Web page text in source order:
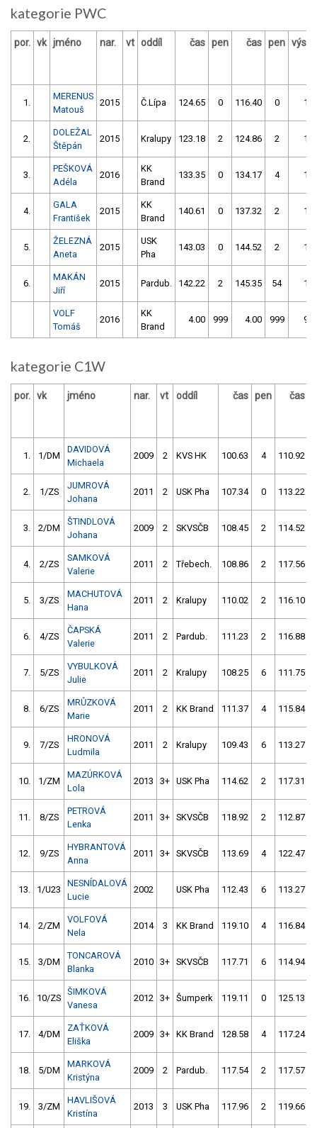
kategorie PWC
por. vk jméno nar. vt oddíl čas pen čas pen
1.
MERENUS
Matouš
2015 Č.Lípa 124.65 0 116.40 0
2.
DOLEŽAL
Štěpán
2015 Kralupy 123.18 2 124.86 2
3.
PEŠKOVÁ
Adéla
2016
KK
Brand
133.35 0 134.17 4
4.
GALA
František
2015
KK
Brand
140.61 0 137.32 2
5.
ŽELEZNÁ
Aneta
2015
USK
Pha
143.03 0 144.52 2
6.
MAKÁN
Jiří
2015 Pardub. 142.22 2 145.35 54
VOLF
Tomáš
2016
KK
Brand
4.00 999 4.00 999
kategorie C1W
por. vk jméno nar. vt oddíl čas pen čas
1. 1/DM
DAVIDOVÁ
Michaela
2009 2 KVS HK 100.63 4 110.92
2. 1/ZS
JUMROVÁ
Johana
2011 2 USK Pha 107.34 0 113.22
3. 2/DM
ŠTINDLOVÁ
Johana
2009 2 SKVSČB 108.45 2 114.52
4. 2/ZS
SAMKOVÁ
Valerie
2011 2 Třebech. 108.86 2 117.56
5. 3/ZS
MACHUTOVÁ
Hana
2011 2 Kralupy 110.02 2 116.10
6. 4/ZS
ČAPSKÁ
Valerie
2011 2 Pardub. 111.23 2 116.88
7. 5/ZS
VYBULKOVÁ
Julie
2011 2 Kralupy 108.25 6 111.75
8. 6/ZS
MRŮZKOVÁ
Marie
2011 2 KK Brand 111.37 4 115.84
9. 7/ZS
HRONOVÁ
Ludmila
2011 2 Kralupy 109.43 6 113.27
10. 1/ZM
MAZÚRKOVÁ
Lola
2013 3+ USK Pha 114.62 2 117.31
11. 8/ZS
PETROVÁ
Lenka
2011 3+ SKVSČB 118.92 2 112.87
12. 9/ZS
HYBRANTOVÁ
Anna
2011 3+ SKVSČB 113.69 4 122.47
13. 1/U23
NESNÍDALOVÁ
Lucie
2002 USK Pha 112.43 6 113.27
14. 2/ZM
VOLFOVÁ
Nela
2014 3 KK Brand 119.10 4 116.84
15. 3/DM
TONCAROVÁ
Blanka
2010 3+ SKVSČB 117.71 6 114.94
16. 10/ZS
ŠIMKOVÁ
Vanesa
2012 3+ Šumperk 119.11 0 125.13
17. 4/DM
ZAŤKOVÁ
Eliška
2009 3+ KK Brand 128.58 4 117.24
18. 5/DM
MARKOVÁ
Kristýna
2009 2 Pardub. 117.54 2 117.57
19. 3/ZM
HAVLIŠOVÁ
Kristína
2013 3 USK Pha 117.96 2 119.66